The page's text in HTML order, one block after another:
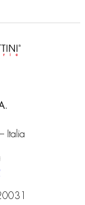
Italia